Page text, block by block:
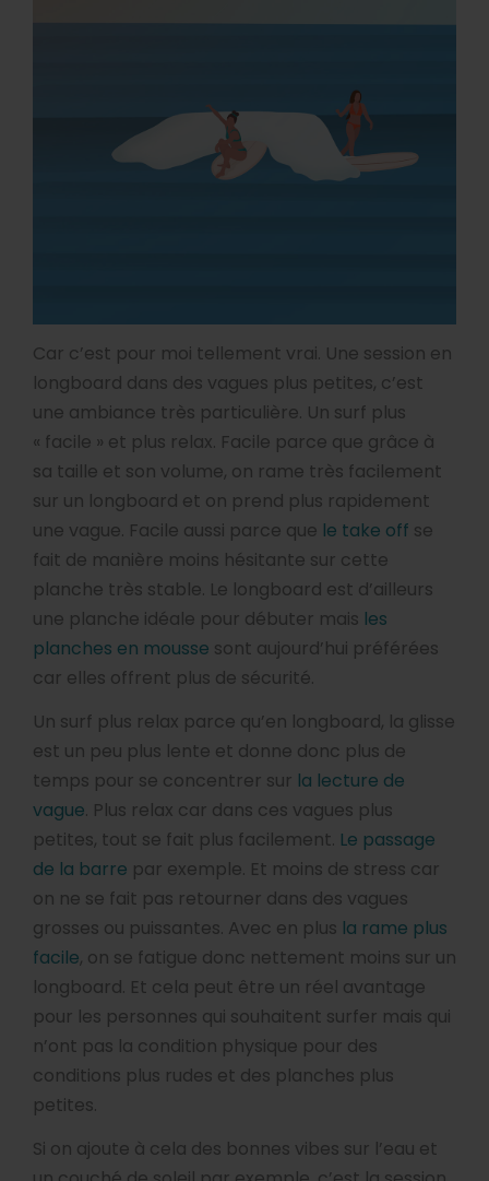
Car c’est pour moi tellement vrai. Une session en
longboard dans des vagues plus petites, c’est
une ambiance très particulière. Un surf plus
« facile » et plus relax. Facile parce que grâce à
sa taille et son volume, on rame très facilement
sur un longboard et on prend plus rapidement
une vague. Facile aussi parce que le take off se
fait de manière moins hésitante sur cette
planche très stable. Le longboard est d’ailleurs
une planche idéale pour débuter mais les
planches en mousse sont aujourd’hui préférées
car elles offrent plus de sécurité.
Un surf plus relax parce qu’en longboard, la glisse
est un peu plus lente et donne donc plus de
temps pour se concentrer sur la lecture de
vague. Plus relax car dans ces vagues plus
petites, tout se fait plus facilement. Le passage
de la barre par exemple. Et moins de stress car
on ne se fait pas retourner dans des vagues
grosses ou puissantes. Avec en plus la rame plus
facile, on se fatigue donc nettement moins sur un
longboard. Et cela peut être un réel avantage
pour les personnes qui souhaitent surfer mais qui
n’ont pas la condition physique pour des
conditions plus rudes et des planches plus
petites.
Si on ajoute à cela des bonnes vibes sur l’eau et